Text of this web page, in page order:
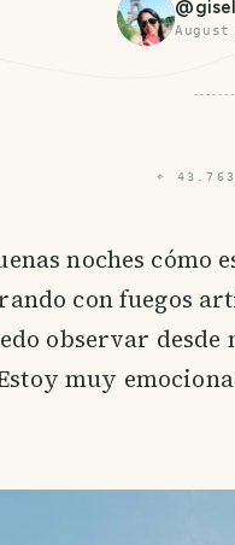
@
August
⌖
noches cómo
con fuegos
observar desde
muy